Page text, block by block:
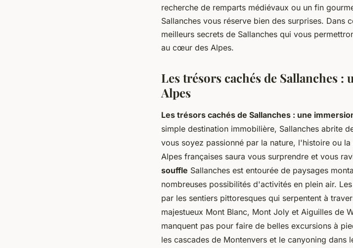
recherche de remparts médiévaux ou un fin
Sallanches vous réserve bien des surprises. Dans
meilleurs secrets de Sallanches qui vous
au cœur des Alpes.
Les trésors cachés de Sallanches
Alpes
Les trésors cachés de Sallanches : une
simple destination immobilière, Sallanches abrite
vous soyez passionné par la nature, l'histoire ou
Alpes françaises saura vous surprendre et vous
souffle Sallanches est entourée de paysages
nombreuses possibilités d'activités en plein air.
par les sentiers pittoresques qui serpentent à
majestueux Mont Blanc, Mont Joly et Aiguilles de
manquent pas pour faire de belles excursions à
les cascades de Montenvers et le canyoning dans